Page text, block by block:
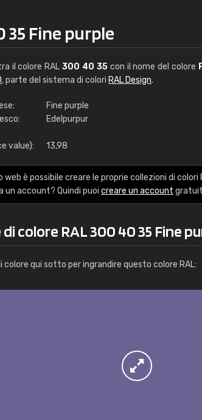
35 Fine purple
il colore RAL300 40 35con il nome del colore
, parte del sistema di colori RAL Design.
Fine purple
Edelpurpur
value): 13,98
web è possibile creare le proprie collezioni di colori
un account? Quindi puoi creare un account
colore RAL 300 40 35 Fine
colore qui sotto per ingrandire questo colore RAL: